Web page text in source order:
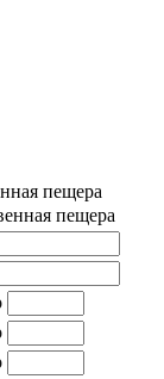
пещера
пещера